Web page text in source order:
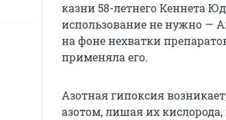
казни 58-летнего Кеннета
использование не нужно —
на фоне нехватки
применяла его.
Азотная гипоксия
азотом, лишая их